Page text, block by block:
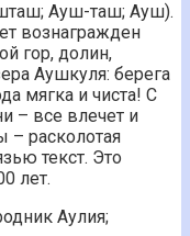
Ауш-таш; Ауш).
вознагражден
гор, долин,
Аушкуля: берега
мягка и чиста! С
– все влечет и
– расколотая
текст. Это
лет.
Аулия;